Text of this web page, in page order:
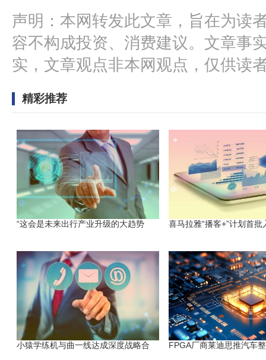
声明：本网转发此文章，旨在为读
容不构成投资、消费建议。文章事
实，文章观点非本网观点，仅供读
精彩推荐
“这会是未来出行产业升级的大趋势 喜马拉雅“播客+”计划首批
小猿学练机与曲一线达成深度战略合 FPGA厂商莱迪思推汽车